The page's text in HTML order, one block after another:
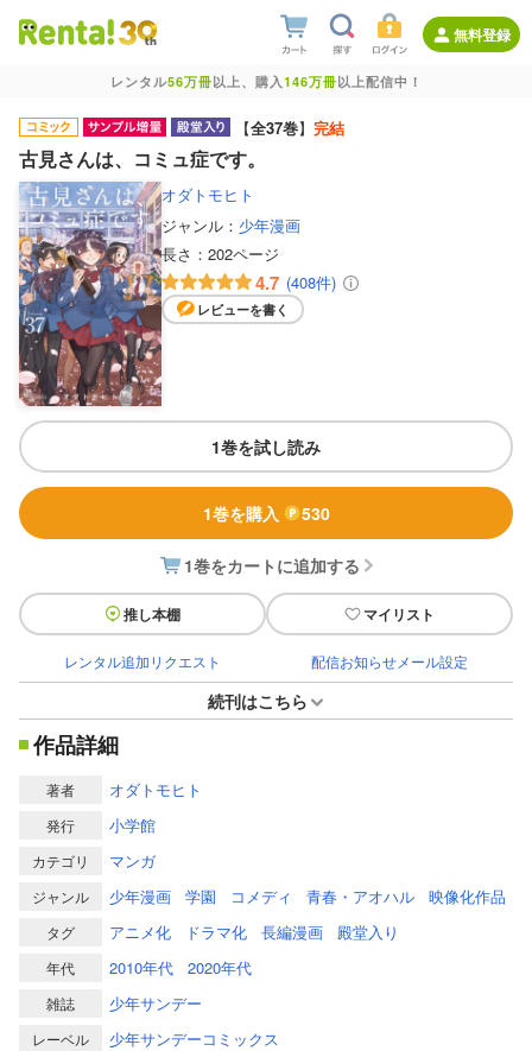
無料登録
レンタル56万冊以上、購入146万冊以上配信中！
【全37巻】 完結
古見さんは、コミュ症です。
オダトモヒト
ジャンル： 少年漫画
長さ： 202ページ
4.7 (408件)
レビューを書く
1巻を試し読み
1巻を購入 530
1巻をカートに追加する
推し本棚 マイリスト
レンタル追加リクエスト 配信お知らせメール設定
続刊はこちら
作品詳細
著者 オダトモヒト
発行 小学館
カテゴリ マンガ
ジャンル 少年漫画 学園 コメディ 青春・アオハル 映像化作品
タグ アニメ化 ドラマ化 長編漫画 殿堂入り
年代 2010年代 2020年代
雑誌 少年サンデー
レーベル 少年サンデーコミックス